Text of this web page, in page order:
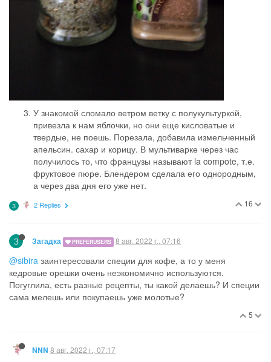
У знакомой сломало ветром ветку с полукультуркой,
привезла к нам яблочки, но они еще кисловатые и
твердые, не поешь. Порезала, добавила измельченный
апельсин. сахар и корицу. В мультиварке через час
получилось то, что французы называют la compote, т.е.
фруктовое пюре. Блендером сделала его однородным,
а через два дня его уже нет.
16
З 2 Replies
З Загадка PREFERUSERS 8 авг. 2022 г., 07:16
@sibira заинтересовали специи для кофе, а то у меня
кедровые орешки очень неэкономично используются.
Погуглила, есть разные рецепты, ты какой делаешь? И специи
сама мелешь или покупаешь уже молотые?
5
NNN 8 авг. 2022 г., 07:17